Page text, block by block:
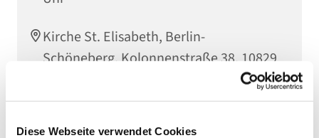
Diese Webseite verwendet Cookies
Kirche St. Elisabeth, Berlin-
Schöneberg, Kolonnenstraße 38, 10829